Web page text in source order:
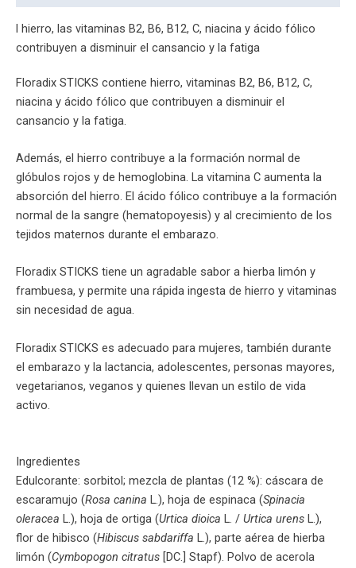
l hierro, las vitaminas B2, B6, B12, C, niacina y ácido fólico
contribuyen a disminuir el cansancio y la fatiga
Floradix STICKS contiene hierro, vitaminas B2, B6, B12, C,
niacina y ácido fólico que contribuyen a disminuir el
cansancio y la fatiga.
Además, el hierro contribuye a la formación normal de
glóbulos rojos y de hemoglobina. La vitamina C aumenta la
absorción del hierro. El ácido fólico contribuye a la formación
normal de la sangre (hematopoyesis) y al crecimiento de los
tejidos maternos durante el embarazo.
Floradix STICKS tiene un agradable sabor a hierba limón y
frambuesa, y permite una rápida ingesta de hierro y vitaminas
sin necesidad de agua.
Floradix STICKS es adecuado para mujeres, también durante
el embarazo y la lactancia, adolescentes, personas mayores,
vegetarianos, veganos y quienes llevan un estilo de vida
activo.
Ingredientes
Edulcorante: sorbitol; mezcla de plantas (12 %): cáscara de
escaramujo (Rosa canina L.), hoja de espinaca (Spinacia
oleracea L.), hoja de ortiga (Urtica dioica L. / Urtica urens L.),
flor de hibisco (Hibiscus sabdariffa L.), parte aérea de hierba
limón (Cymbopogon citratus [DC.] Stapf). Polvo de acerola